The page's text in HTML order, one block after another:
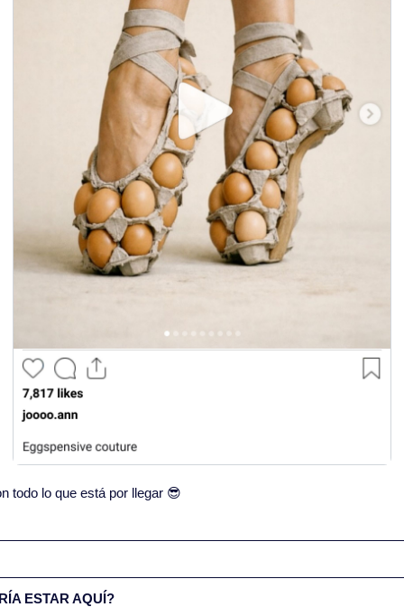
todo lo que está por llegar 😎
ESTAR AQUÍ?